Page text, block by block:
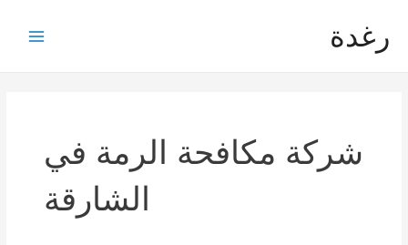
المحتوى
رغدة
شركة مكافحة الرمة في
الشارقة